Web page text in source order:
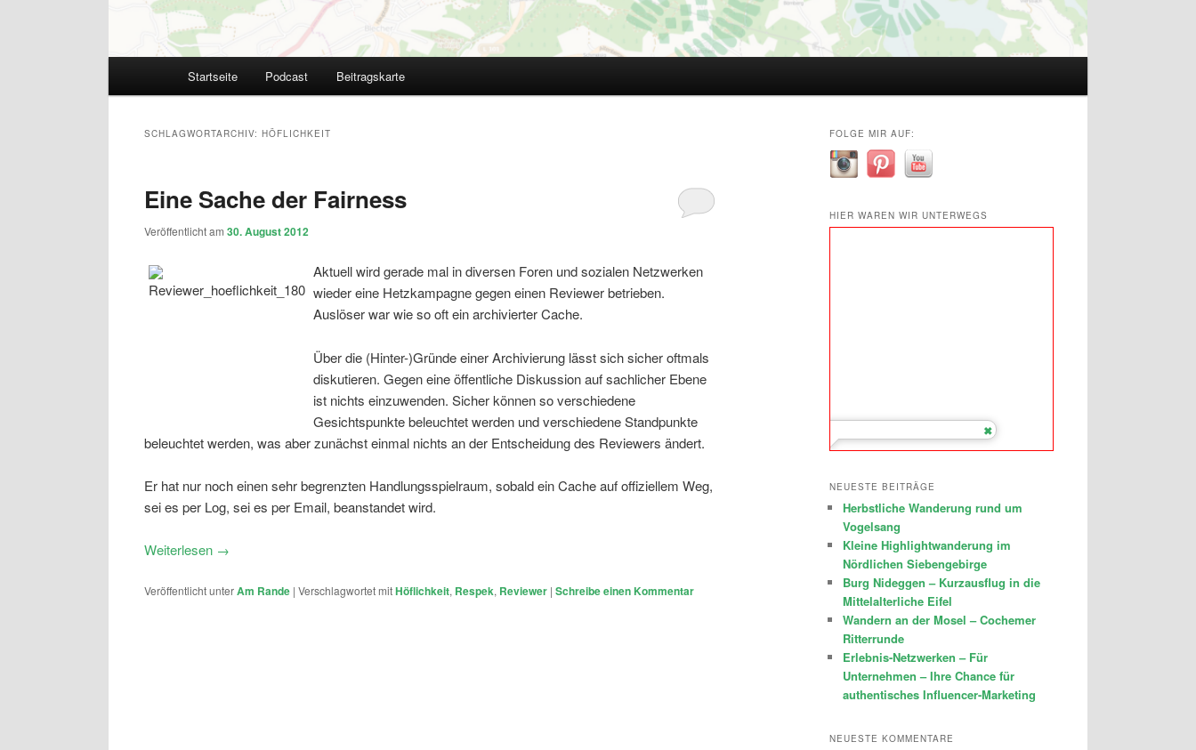
Startseite Podcast Beitragskarte
SCHLAGWORTARCHIV: HÖFLICHKEIT
Eine Sache der Fairness
Veröffentlicht am 30. August 2012
Aktuell wird gerade mal in diversen Foren und sozialen Netzwerken
wieder eine Hetzkampagne gegen einen Reviewer betrieben.
Auslöser war wie so oft ein archivierter Cache.
Über die (Hinter-)Gründe einer Archivierung lässt sich sicher oftmals
diskutieren. Gegen eine öffentliche Diskussion auf sachlicher Ebene
ist nichts einzuwenden. Sicher können so verschiedene
Gesichtspunkte beleuchtet werden und verschiedene Standpunkte
beleuchtet werden, was aber zunächst einmal nichts an der Entscheidung des Reviewers ändert.
Er hat nur noch einen sehr begrenzten Handlungsspielraum, sobald ein Cache auf offiziellem Weg,
sei es per Log, sei es per Email, beanstandet wird.
Weiterlesen →
Veröffentlicht unterAm Rande | Verschlagwortet mitHöflichkeit, Respek, Reviewer | Schreibe einen Kommentar
FOLGE MIR AUF:
HIER WAREN WIR UNTERWEGS
NEUESTE BEITRÄGE
Herbstliche Wanderung rund um
Vogelsang
Kleine Highlightwanderung im
Nördlichen Siebengebirge
Burg Nideggen – Kurzausflug in die
Mittelalterliche Eifel
Wandern an der Mosel – Cochemer
Ritterrunde
Erlebnis-Netzwerken – Für
Unternehmen – Ihre Chance für
authentisches Influencer-Marketing
NEUESTE KOMMENTARE